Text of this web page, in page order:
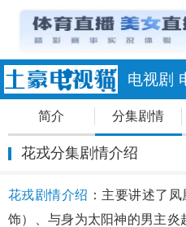
电视剧
简介 分集剧情
花戎分集剧情介绍
花戎剧情介绍 ：主要讲述了
饰）、与身为太阳神的男主炎